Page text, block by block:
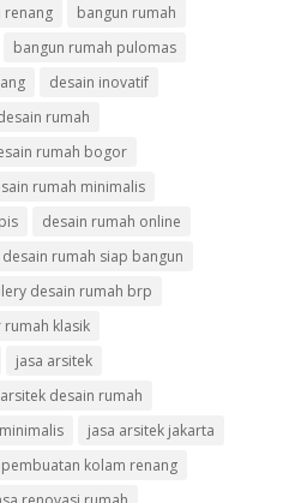
renang
bangun rumah
bangun rumah pulomas
desain inovatif
rumah
rumah bogor
rumah minimalis
desain rumah online
desain rumah siap bangun
desain rumah brp
rumah klasik
jasa arsitek
desain rumah
jasa arsitek jakarta
kolam renang